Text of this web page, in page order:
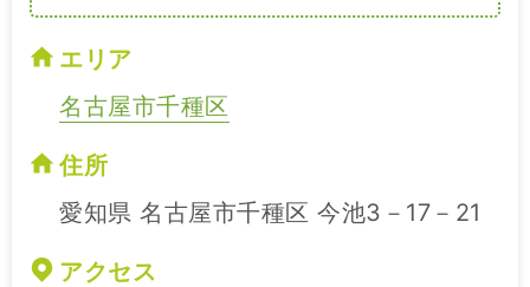
エリア
名古屋市千種区
住所
愛知県 名古屋市千種区 今池3－17－21
アクセス